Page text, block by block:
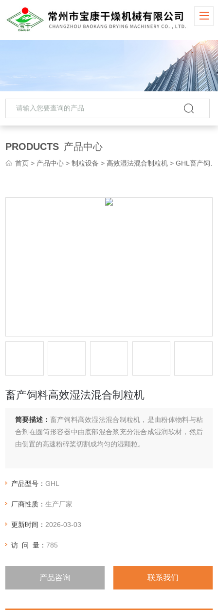
PRODUCTS 产品中心
首页 > 产品中心 >制粒设备 >高效湿法混合制粒机 > GHL畜产饲料高效湿法混合制粒机
畜产饲料高效湿法混合制粒机
简要描述： 畜产饲料高效湿法混合制粒机，是由粉体物料与粘
合剂在圆筒形容器中由底部混合浆充分混合成湿润软材，然后
由侧置的高速粉碎桨切割成均匀的湿颗粒。
产品型号：GHL
厂商性质：生产厂家
更新时间： 2026-03-03
访 问 量：785
产品咨询 联系我们